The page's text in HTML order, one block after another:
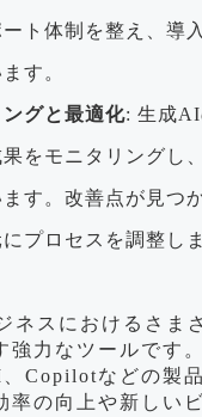
ト体制を整え、導
す。
グと最適化: 生成
をモニタリングし
す。改善点が見つ
プロセスを調整しま
ネスにおけるさま
強力なツールです
Copilotなどの製
率の向上や新しい